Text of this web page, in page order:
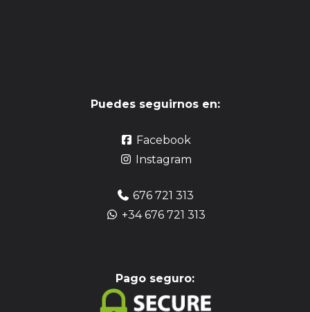
Puedes seguirnos en:
Facebook
Instagram
676 721 313
+34 676 721 313
Pago seguro: